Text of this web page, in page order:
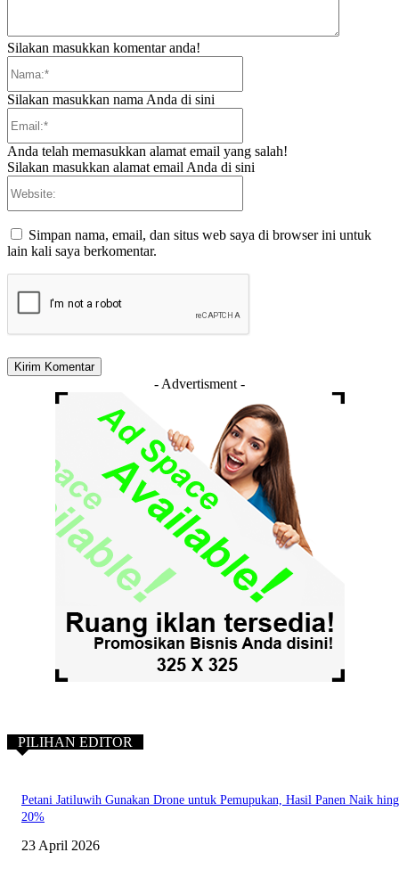
Silakan masukkan komentar anda!
Silakan masukkan nama Anda di sini
Anda telah memasukkan alamat email yang salah!
Silakan masukkan alamat email Anda di sini
Simpan nama, email, dan situs web saya di browser ini untuk
lain kali saya berkomentar.
- Advertisment -
PILIHAN EDITOR
Petani Jatiluwih Gunakan Drone untuk Pemupukan, Hasil Panen Naik
20%
23 April 2026